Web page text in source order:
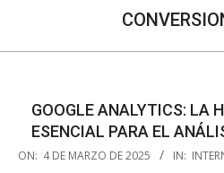
GOOGLE ANALYTICS: LA
ESENCIAL PARA EL
2025-
ON: 4 DE MARZO DE 2025 IN: